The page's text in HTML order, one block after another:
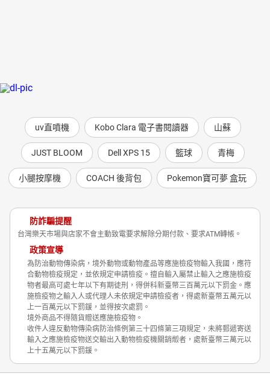
uv直噴機 Kobo Clara 電子書閱讀器 山蘇
JUST BLOOM Dell XPS 15 籃球 青梅
小腿按摩機 COACH 後背包 Pokemon寶可夢 盒玩
防詐騙提醒
台灣樂天市場與店家不會主動致電要求解除分期付款、要求ATM轉帳。
政策宣導
為防治動物傳染病，境外動物或動物產品等應施檢疫物輸入我國，應符
合動物檢疫規定，並依規定申請檢疫。擅自輸入屬禁止輸入之應施檢疫
物者最高可處七年以下有期徒刑，得併科新臺幣三百萬元以下罰金。應
施檢疫物之輸入人或代理人未依規定申請檢疫者，得處新臺幣五萬元以
上一百萬元以下罰鍰，並得按次處罰。
境外商品不得隨貨贈送應施檢疫物。
收件人違反動物傳染病防治條例第三十四條第三項規定，未將郵遞寄送
輸入之應施檢疫物送交輸出入動物檢疫機關銷燬者，處新臺幣三萬元以
上十五萬元以下罰鍰。